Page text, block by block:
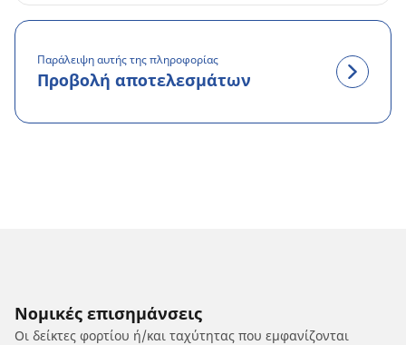
Παράλειψη αυτής της πληροφορίας
Προβολή αποτελεσμάτων
Νομικές επισημάνσεις
Οι δείκτες φορτίου ή/και ταχύτητας που εμφανίζονται